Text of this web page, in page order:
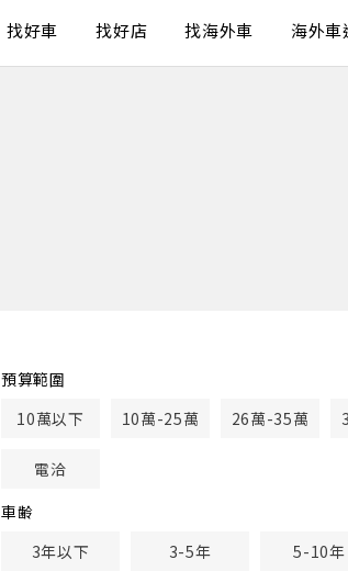
找好車 找好店 找海外車 海外
預算範圍
10萬以下
10萬-25萬 26萬-35萬
電洽
車齢
3年以下
3-5年 5-10年